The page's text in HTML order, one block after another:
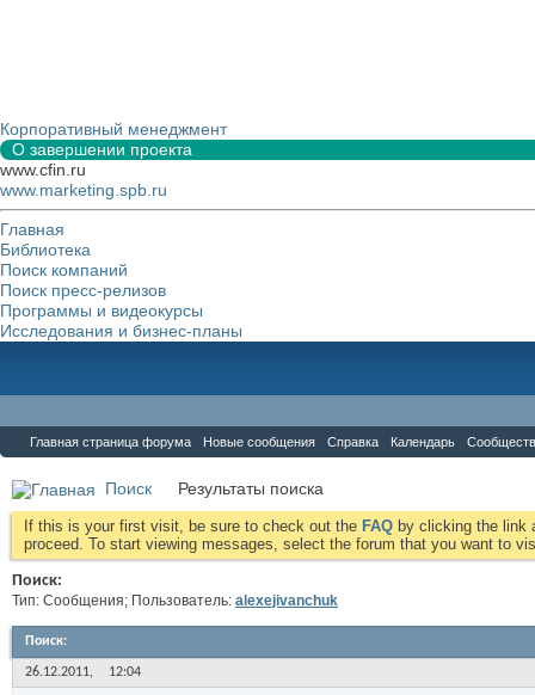
Корпоративный менеджмент
О завершении проекта
www.cfin.ru
www.marketing.spb.ru
Главная
Библиотека
Поиск компаний
Поиск пресс-релизов
Программы и видеокурсы
Исследования и бизнес-планы
Главная страница форума Новые сообщения Справка Календарь
Поиск Результаты поиска
If this is your first visit, be sure to check out the FAQ by clicking the link
proceed. To start viewing messages, select the forum that you want to
Поиск:
Тип: Сообщения; Пользователь: alexejivanchuk
Поиск:
26.12.2011, 12:04